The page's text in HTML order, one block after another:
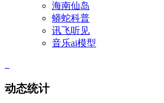
海南仙岛
蟒蛇科普
讯飞听见
音乐ai模型
动态统计